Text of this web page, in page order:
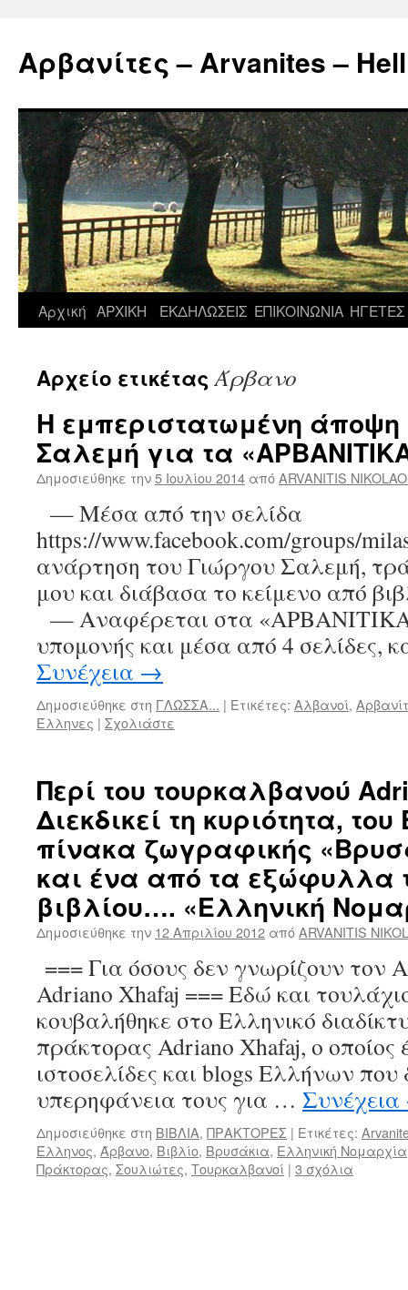
περιεχόμενο
Αρβανίτες – Arvanites –
Αρχική ΑΡΧΙΚΗ ΕΚΔΗΛΩΣΕΙΣ ΕΠΙΚΟΙΝΩΝΙΑ ΗΓΕΤΕΣ
Αρχείο ετικέταςΆρβανο
Η εμπεριστατωμένη άποψη
Σαλεμή για τα
Δημοσιεύθηκε την5 Ιουλίου 2014 απόARVANITIS
— Μέσα από την σελίδα
https://www.facebook.com/groups/
ανάρτηση του Γιώργου Σαλεμή,
μου και διάβασα το κείμενο από
— Αναφέρεται στα
υπομονής και μέσα από 4 σελίδες,
Συνέχεια →
Δημοσιεύθηκε στη ΓΛΩΣΣΑ... | Ετικέτες: Αλβανοί,
Έλληνες | Σχολιάστε
Περί του τουρκαλβανού
Διεκδικεί τη κυριότητα,
πίνακα ζωγραφικής
και ένα από τα εξώφυλλα
βιβλίου…. «Ελληνική
Δημοσιεύθηκε την 12 Απριλίου 2012 απόARVANITIS
=== Για όσους δεν γνωρίζουν
Adriano Xhafaj === Εδώ και
κουβαλήθηκε στο Ελληνικό
πράκτορας Adriano Xhafaj, ο οποίος
ιστοσελίδες και blogs Ελλήνων
υπερηφάνεια τους για … Συνέχεια
Δημοσιεύθηκε στη ΒΙΒΛΙΑ, ΠΡΑΚΤΟΡΕΣ | Ετικέτες:
Έλληνος, Άρβανο, Βιβλίο, Βρυσάκια, Ελληνική Νομαρχία
Πράκτορας, Σουλιώτες, Τουρκαλβανοί | 3 σχόλια